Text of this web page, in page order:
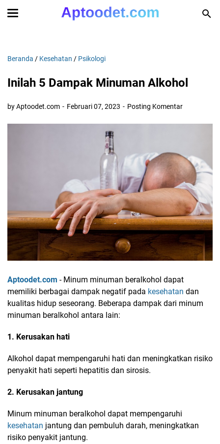
Beranda / Kesehatan / Psikologi
Inilah 5 Dampak Minuman Alkohol
by Aptoodet.com Februari 07, 2023 Posting Komentar
Aptoodet.com - Minum minuman beralkohol dapat
memiliki berbagai dampak negatif pada kesehatan dan
kualitas hidup seseorang. Beberapa dampak dari minum
minuman beralkohol antara lain:
1. Kerusakan hati
Alkohol dapat mempengaruhi hati dan meningkatkan risiko
penyakit hati seperti hepatitis dan sirosis.
2. Kerusakan jantung
Minum minuman beralkohol dapat mempengaruhi
kesehatan jantung dan pembuluh darah, meningkatkan
risiko penyakit jantung.